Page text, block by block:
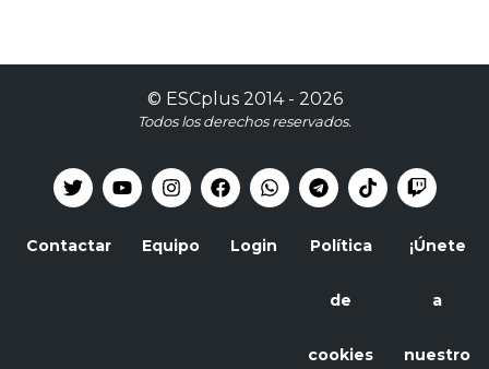
© ESCplus2014 - 2026
Todos los derechos reservados.
Contactar Equipo Login Política
de
cookies
¡Únete
a
nuestro